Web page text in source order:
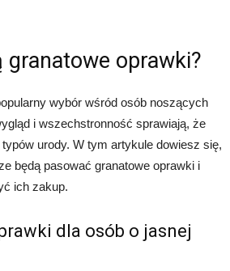
granatowe oprawki?
wybór wśród osób noszących
i wszechstronność sprawiają, że
urody. W tym artykule dowiesz się,
będą pasować granatowe oprawki i
ich zakup.
dla osób o jasnej